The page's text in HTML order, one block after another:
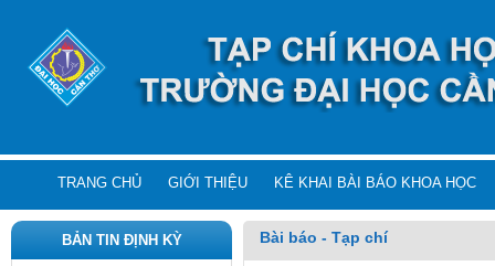
TRANG CHỦ GIỚI THIỆU KÊ KHAI BÀI BÁO KHOA HỌC
BẢN TIN ĐỊNH KỲ Bài báo - Tạp chí